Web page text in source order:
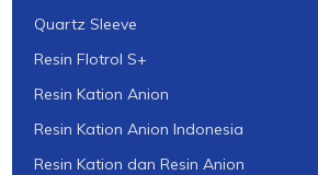
Quartz Sleeve
Resin Flotrol S+
Resin Kation Anion
Resin Kation Anion Indonesia
Resin Kation dan Resin Anion